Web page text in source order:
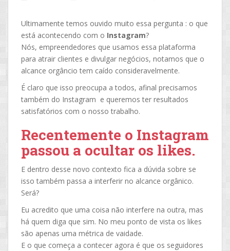
Ultimamente temos ouvido muito essa pergunta : o que
está acontecendo com o Instagram?
Nós, empreendedores que usamos essa plataforma
para atrair clientes e divulgar negócios, notamos que o
alcance orgâncio tem caído consideravelmente.
É claro que isso preocupa a todos, afinal precisamos
também do Instagram e queremos ter resultados
satisfatórios com o nosso trabalho.
Recentemente o Instagram
passou a ocultar os likes.
E dentro desse novo contexto fica a dúvida sobre se
isso também passa a interferir no alcance orgânico.
Será?
Eu acredito que uma coisa não interfere na outra, mas
há quem diga que sim. No meu ponto de vista os likes
são apenas uma métrica de vaidade.
E o que começa a contecer agora é que os seguidores